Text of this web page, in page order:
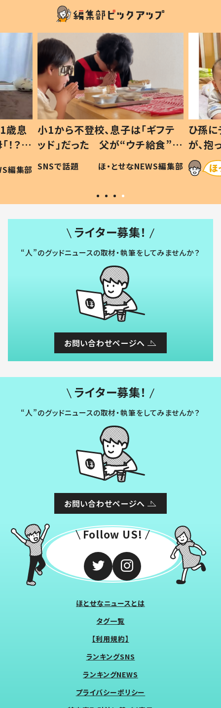
歳息
？」
編集部
小1から不登校、息子は「ギフテ
ッド」だった 父が“ウチ給食”を
作り続ける理由とは #令和の親
#令和の子
SNSで話題 ほ・とせなNEWS編集部
ひ孫
が、
「涙が
い」
ライター募集！
“人”のグッドニュースの取材・執筆をしてみませんか？
お問い合わせページへ
ライター募集！
“人”のグッドニュースの取材・執筆をしてみませんか？
お問い合わせページへ
Follow US!
ほとせなニュースとは
タグ一覧
【利用規約】
ランキングSNS
ランキングNEWS
プライバシーポリシー